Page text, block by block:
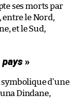
ses morts par
le Nord,
et le Sud,
»
d’une
Dindane,